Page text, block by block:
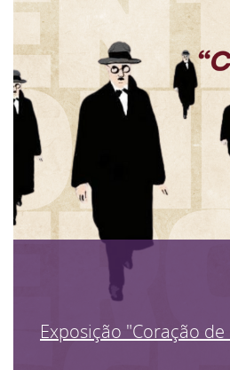
Exposição "Coração